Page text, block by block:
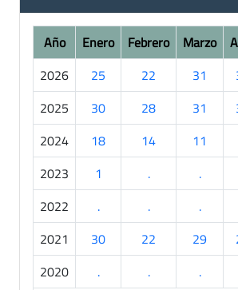
Año Enero Febrero Marzo
2026
25 22 31
2025
30 28 31
2024
18 14 11
2023
1 . .
2022
. . .
2021
30 22 29
2020
. . .